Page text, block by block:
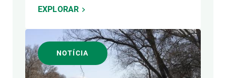
EXPLORAR
NOTÍCIA